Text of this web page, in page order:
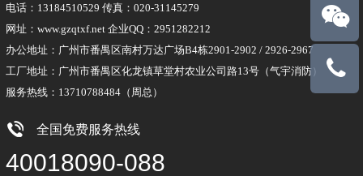
电话：13184510529 传真：020-31145279
网址：www.gzqtxf.net 企业QQ：2951282212
办公地址：广州市番禺区南村万达广场B4栋2901-2902 / 2926-2967
工厂地址：广州市番禺区化龙镇草堂村农业公司路13号（气宇消防）
服务热线：13710788484（周总）
全国免费服务热线
40018090-088